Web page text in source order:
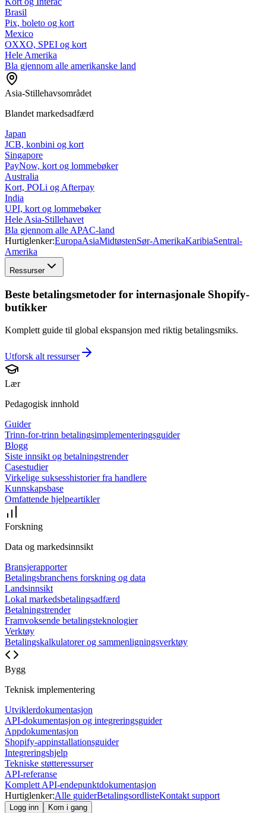
Brasil
Pix, boleto og kort
Mexico
OXXO, SPEI og kort
Hele Amerika
Bla gjennom alle amerikanske land
Asia-Stillehavsområdet
Blandet markedsadfærd
Japan
JCB, konbini og kort
Singapore
PayNow, kort og lommebøker
Australia
Kort, POLi og Afterpay
India
UPI, kort og lommebøker
Hele Asia-Stillehavet
Bla gjennom alle APAC-land
Hurtiglenker:EuropaAsiaMidtøstenSør-AmerikaKaribiaSentral-
Amerika
Ressurser
Beste betalingsmetoder for internasjonale Shopify-
butikker
Komplett guide til global ekspansjon med riktig betalingsmiks.
Utforsk alt ressurser
Lær
Pedagogisk innhold
Guider
Trinn-for-trinn betalingsimplementeringsguider
Blogg
Siste innsikt og betalningstrender
Casestudier
Virkelige suksesshistorier fra handlere
Kunnskapsbase
Omfattende hjelpeartikler
Forskning
Data og markedsinnsikt
Bransjerapporter
Betalingsbranchens forskning og data
Landsinnsikt
Lokal markedsbetalingsadfærd
Betalningstrender
Framvoksende betalingsteknologier
Verktøy
Betalingskalkulatorer og sammenligningsverktøy
Bygg
Teknisk implementering
Utviklerdokumentasjon
API-dokumentasjon og integreringsguider
Appdokumentasjon
Shopify-appinstallationsguider
Integreringshjelp
Tekniske støtteressurser
API-referanse
Komplett API-endepunktdokumentasjon
Hurtiglenker:Alle guiderBetalingsordlisteKontakt support
Logg inn Kom i gang